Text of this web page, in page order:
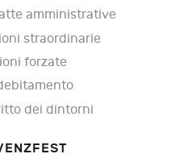
amministrative
straordinarie
forzate
dei dintorni